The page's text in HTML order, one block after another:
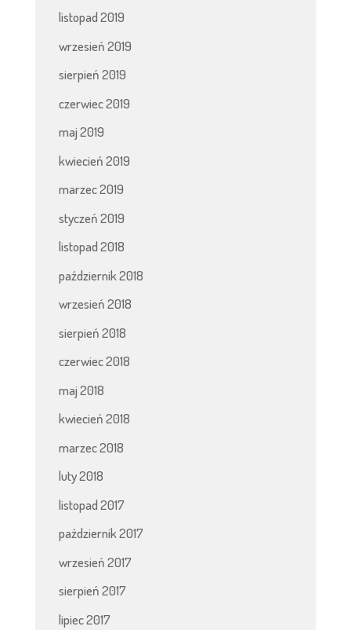
listopad 2019
wrzesień 2019
sierpień 2019
czerwiec 2019
maj 2019
kwiecień 2019
marzec 2019
styczeń 2019
listopad 2018
październik 2018
wrzesień 2018
sierpień 2018
czerwiec 2018
maj 2018
kwiecień 2018
marzec 2018
luty 2018
listopad 2017
październik 2017
wrzesień 2017
sierpień 2017
lipiec 2017